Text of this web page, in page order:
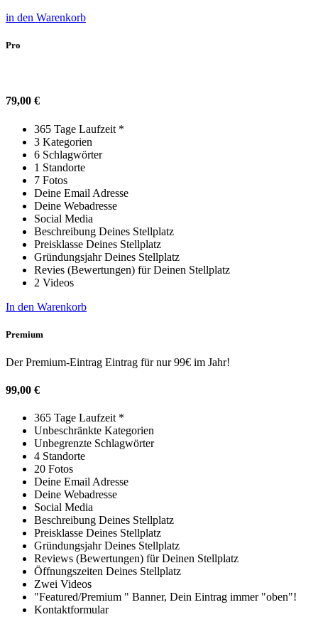
in den Warenkorb
Pro
79,00 €
365 Tage Laufzeit *
3 Kategorien
6 Schlagwörter
1 Standorte
7 Fotos
Deine Email Adresse
Deine Webadresse
Social Media
Beschreibung Deines Stellplatz
Preisklasse Deines Stellplatz
Gründungsjahr Deines Stellplatz
Revies (Bewertungen) für Deinen Stellplatz
2 Videos
In den Warenkorb
Premium
Der Premium-Eintrag Eintrag für nur 99€ im Jahr!
99,00 €
365 Tage Laufzeit *
Unbeschränkte Kategorien
Unbegrenzte Schlagwörter
4 Standorte
20 Fotos
Deine Email Adresse
Deine Webadresse
Social Media
Beschreibung Deines Stellplatz
Preisklasse Deines Stellplatz
Gründungsjahr Deines Stellplatz
Reviews (Bewertungen) für Deinen Stellplatz
Öffnungszeiten Deines Stellplatz
Zwei Videos
"Featured/Premium " Banner, Dein Eintrag immer "oben"!
Kontaktformular